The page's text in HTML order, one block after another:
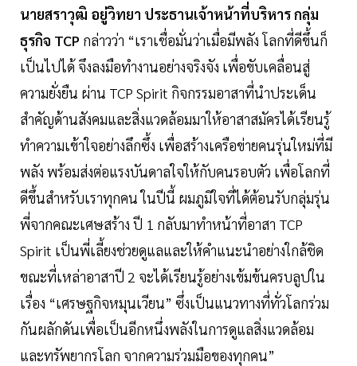
นายสราวุฒิ อยู่วิทยา ประธานเจ้าหน้าที่บริหาร กลุ่ม
ธุรกิจ TCP กล่าวว่า “เราเชื่อมั่นว่าเมื่อมีพลัง โลกที่ดีขึ้นก็
เป็นไปได้ จึงลงมือทำงานอย่างจริงจัง เพื่อขับเคลื่อนสู่
ความยั่งยืน ผ่าน TCP Spirit กิจกรรมอาสาที่นำประเด็น
สำคัญด้านสังคมและสิ่งแวดล้อมมาให้อาสาสมัครได้เรียนรู้
ทำความเข้าใจอย่างลึกซึ้ง เพื่อสร้างเครือข่ายคนรุ่นใหม่ที่มี
พลัง พร้อมส่งต่อแรงบันดาลใจให้กับคนรอบตัว เพื่อโลกที่
ดีขึ้นสำหรับเราทุกคน ในปีนี้ ผมภูมิใจที่ได้ต้อนรับกลุ่มรุ่น
พี่จากคณะเศษสร้าง ปี 1 กลับมาทำหน้าที่อาสา TCP
Spirit เป็นพี่เลี้ยงช่วยดูแลและให้คำแนะนำอย่างใกล้ชิด
ขณะที่เหล่าอาสาปี 2 จะได้เรียนรู้อย่างเข้มข้นครบลูปใน
เรื่อง “เศรษฐกิจหมุนเวียน” ซึ่งเป็นแนวทางที่ทั่วโลกร่วม
กันผลักดันเพื่อเป็นอีกหนึ่งพลังในการดูแลสิ่งแวดล้อม
และทรัพยากรโลก จากความร่วมมือของทุกคน”